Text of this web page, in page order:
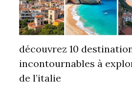
découvrez 10
incontournables à
de l’italie